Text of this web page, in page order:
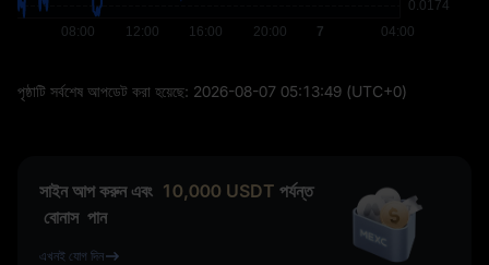
পৃষ্ঠাটি সর্বশেষ আপডেট করা হয়েছে: 2026-08-07 05:13:49 (UTC+0)
সাইন আপ করুন এবং 10,000 USDT পর্যন্ত
বোনাস পান
এখনই যোগ দিন